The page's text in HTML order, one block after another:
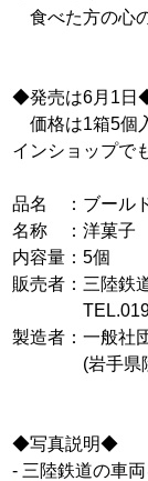
食べた方の心
◆発売は6月1日
価格は1箱5個
インショップで
品名 ：ブール
名称 ：洋菓子
内容量：5個
販売者：三陸鉄
TEL.0193-
製造者：一般社
(岩手県陸前
◆写真説明◆
- 三陸鉄道の車